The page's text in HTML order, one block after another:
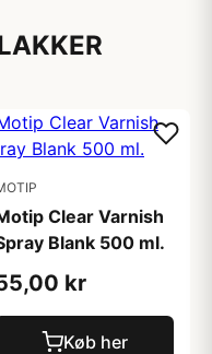
Clear Varnish
Blank 500 ml.
kr
Køb her